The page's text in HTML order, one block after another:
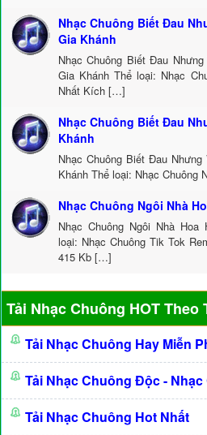
Nhạc Chuông Biết Đau
Gia Khánh
Nhạc Chuông Biết Đau
Gia Khánh Thể loại: Nhạc
Nhất Kích […]
Nhạc Chuông Biết Đau
Khánh
Nhạc Chuông Biết Đau
Khánh Thể loại: Nhạc Chuông
Nhạc Chuông Ngôi Nhà
Nhạc Chuông Ngôi Nhà
loại: Nhạc Chuông Tik Tok
415 Kb […]
Tải Nhạc Chuông HOT Theo
Tải Nhạc Chuông Hay Miễn
Tải Nhạc Chuông Độc - Nhạc
Tải Nhạc Chuông Hot Nhất